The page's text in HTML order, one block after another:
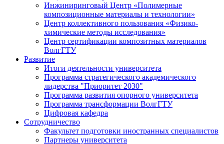
Инжиниринговый Центр «Полимерные
композиционные материалы и технологии»
Центр коллективного пользования «Физико-
химические методы исследования»
Центр сертификации композитных материалов
ВолгГТУ
Развитие
Итоги деятельности университета
Программа стратегического академического
лидерства "Приоритет 2030"
Программа развития опорного университета
Программа трансформации ВолгГТУ
Цифровая кафедра
Сотрудничество
Факультет подготовки иностранных специалистов
Партнеры университета